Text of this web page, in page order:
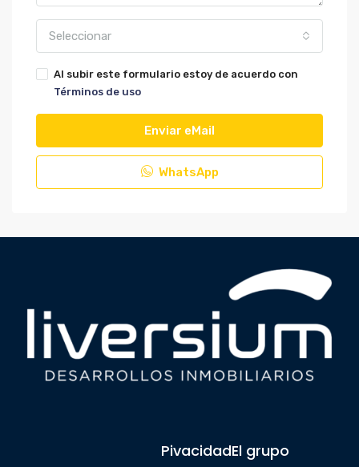
Seleccionar
Al subir este formulario estoy de acuerdo con
Términos de uso
Enviar eMail
WhatsApp
PivacidadEl grupo